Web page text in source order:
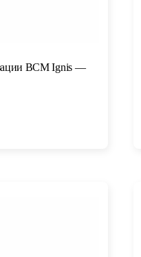
BCM Ignis —